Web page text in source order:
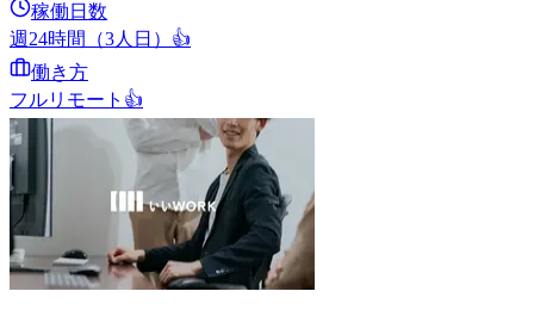
稼働日数
週24時間（3人日） 👍
働き方
フルリモート 👍